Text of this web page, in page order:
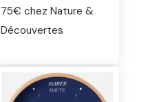
75€ chez Nature &
Découvertes